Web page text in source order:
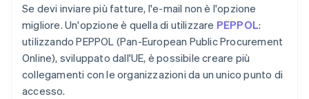
Se devi inviare più fatture, l'e-mail non è l'opzione
migliore. Un'opzione è quella di utilizzare PEPPOL:
utilizzando PEPPOL (Pan-European Public Procurement
Online), sviluppato dall'UE, è possibile creare più
collegamenti con le organizzazioni da un unico punto di
accesso.